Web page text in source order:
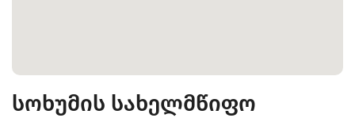
სოხუმის სახელმწიფო